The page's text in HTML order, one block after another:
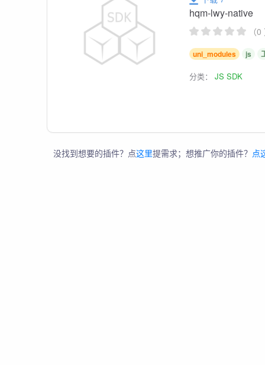
hqm-lwy-native
（
uni_modules js
分类：JS SDK
没找到想要的插件？点这里提需求；想推广你的插件？ 点